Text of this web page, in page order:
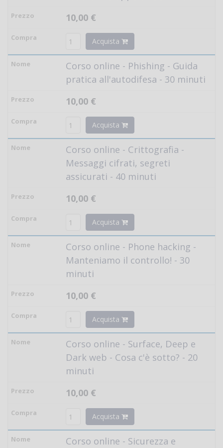
10,00 €
Acquista
Corso online - Phishing - Guida
pratica all'autodifesa - 30 minuti
10,00 €
Acquista
Corso online - Crittografia -
Messaggi cifrati, segreti
assicurati - 40 minuti
10,00 €
Acquista
Corso online - Phone hacking -
Manteniamo il controllo! - 30
minuti
10,00 €
Acquista
Corso online - Surface, Deep e
Dark web - Cosa c'è sotto? - 20
minuti
10,00 €
Acquista
Corso online - Sicurezza e